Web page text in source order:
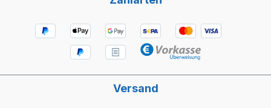
Versand